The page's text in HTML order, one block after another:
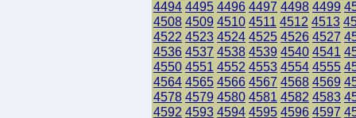
4494 4495 4496 4497 4498 4499
4508 4509 4510 4511 4512 4513
4522 4523 4524 4525 4526 4527
4536 4537 4538 4539 4540 4541
4550 4551 4552 4553 4554 4555
4564 4565 4566 4567 4568 4569
4578 4579 4580 4581 4582 4583
4592 4593 4594 4595 4596 4597